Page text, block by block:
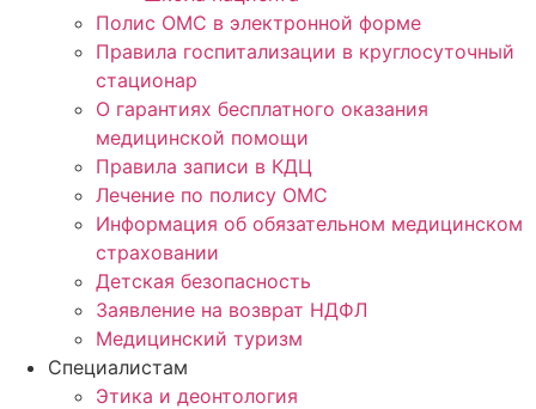
Полис ОМС в электронной форме
Правила госпитализации в круглосуточный
стационар
О гарантиях бесплатного оказания
медицинской помощи
Правила записи в КДЦ
Лечение по полису ОМС
Информация об обязательном медицинском
страховании
Детская безопасность
Заявление на возврат НДФЛ
Медицинский туризм
Специалистам
Этика и деонтология